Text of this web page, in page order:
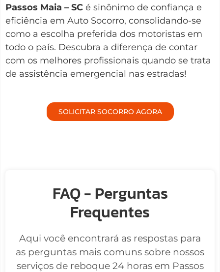
Passos Maia – SC é sinônimo de confiança e
eficiência em Auto Socorro, consolidando-se
como a escolha preferida dos motoristas em
todo o país. Descubra a diferença de contar
com os melhores profissionais quando se trata
de assistência emergencial nas estradas!
SOLICITAR SOCORRO AGORA
FAQ - Perguntas
Frequentes
Aqui você encontrará as respostas para
as perguntas mais comuns sobre nossos
serviços de reboque 24 horas em Passos